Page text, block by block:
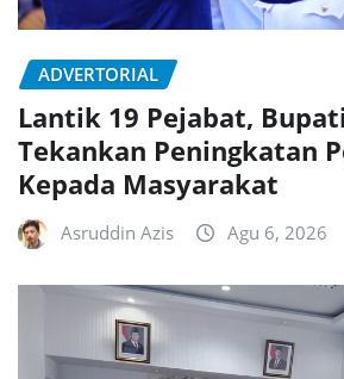
ADVERTORIAL
Lantik 19 Pejabat,
Tekankan Peningkatan
Kepada Masyarakat
Asruddin Azis Agu 6, 2026